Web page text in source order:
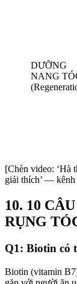
DƯỠNG
NANG
[Chèn video:
giải thích’ — kênh
10. 10
RỤNG
Q1: Biotin có
Biotin (vitamin